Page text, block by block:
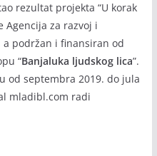
rezultat projekta “U korak
Agencija za razvoj i
a podržan i finansiran od
“Banjaluka ljudskog lica”.
od septembra 2019. do jula
mladibl.com radi